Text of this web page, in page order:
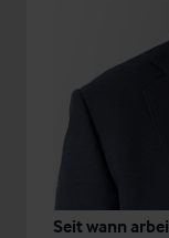
Seit wann